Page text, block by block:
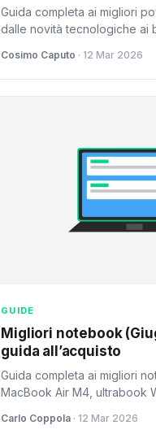
Guida completa ai migliori
dalle novità tecnologiche ai
portatile ideale.
Cosimo Caputo · 12 Mar 2026
GUIDE
Migliori notebook
guida all’acquisto
Guida completa ai migliori
MacBook Air M4, ultrabook
Carlo Coppola · 12 Mar 2026